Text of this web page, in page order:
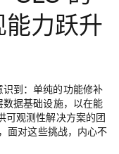
力跃升
到：单纯的功能修补
据基础设施，以在能
可观测性解决方案的团
面对这些挑战，内心不